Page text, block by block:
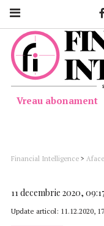
Vreau abonament
Financial Intelligence >
11 decembrie 2020,
Update articol: 11.12.2020,